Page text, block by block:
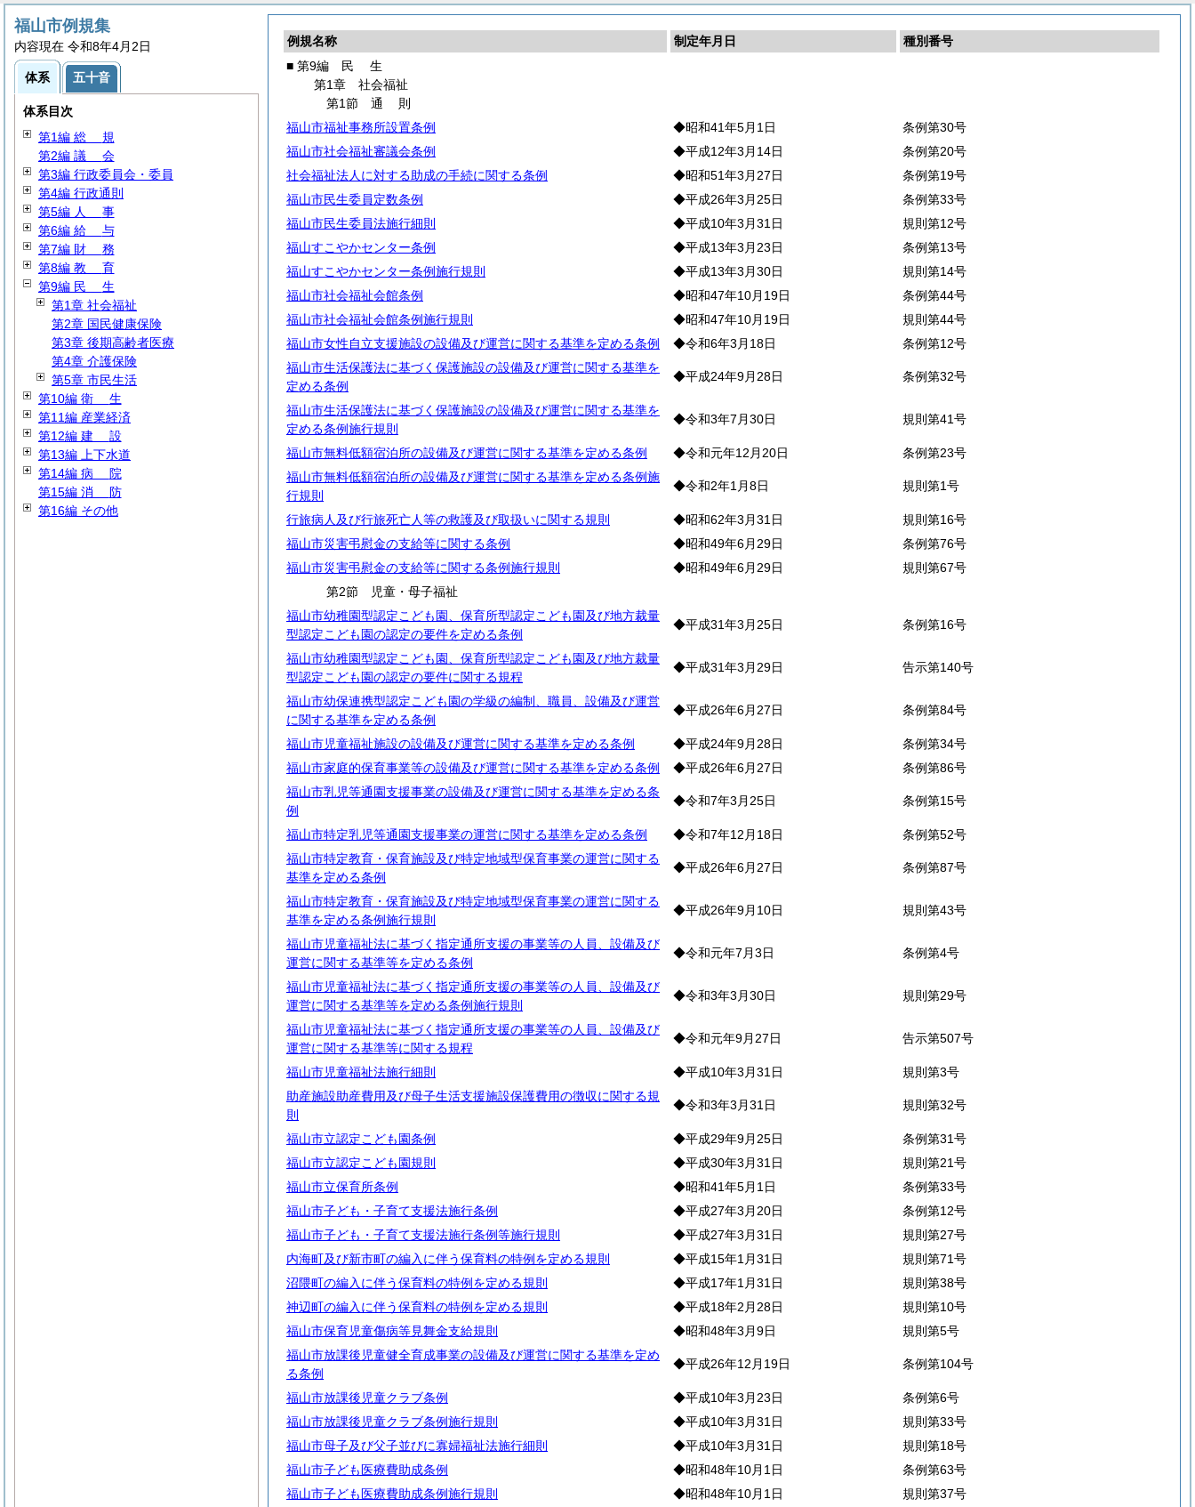
例規名称 制定年月日
種別番号
■ 第9編
民 生
第1章 社会福祉
第1節 通 則
福山市福祉事務所設置条例
◆昭和41年5月1日
条例第30号
福山市社会福祉審議会条例
◆平成12年3月14日
条例第20号
社会福祉法人に対する助成の手続に関する条例
◆昭和51年3月27日
条例第19号
福山市民生委員定数条例
◆平成26年3月25日
条例第33号
福山市民生委員法施行細則
◆平成10年3月31日
規則第12号
福山すこやかセンター条例
◆平成13年3月23日
条例第13号
福山すこやかセンター条例施行規則
◆平成13年3月30日
規則第14号
福山市社会福祉会館条例
◆昭和47年10月19日
条例第44号
福山市社会福祉会館条例施行規則
◆昭和47年10月19日
規則第44号
福山市女性自立支援施設の設備及び運営に関する基準を定める条例
◆令和6年3月18日
条例第12号
福山市生活保護法に基づく保護施設の設備及び運営に関する基準を
定める条例
◆平成24年9月28日 条例第32号
福山市生活保護法に基づく保護施設の設備及び運営に関する基準を
定める条例施行規則
◆令和3年7月30日 規則第41号
福山市無料低額宿泊所の設備及び運営に関する基準を定める条例 ◆令和元年12月20日
条例第23号
福山市無料低額宿泊所の設備及び運営に関する基準を定める条例施
行規則
◆令和2年1月8日 規則第1号
行旅病人及び行旅死亡人等の救護及び取扱いに関する規則 ◆昭和62年3月31日
規則第16号
福山市災害弔慰金の支給等に関する条例
◆昭和49年6月29日
条例第76号
福山市災害弔慰金の支給等に関する条例施行規則
◆昭和49年6月29日
規則第67号
第2節 児童・母子福祉
福山市幼稚園型認定こども園、保育所型認定こども園及び地方裁量
型認定こども園の認定の要件を定める条例
◆平成31年3月25日 条例第16号
福山市幼稚園型認定こども園、保育所型認定こども園及び地方裁量
型認定こども園の認定の要件に関する規程
◆平成31年3月29日 告示第140号
福山市幼保連携型認定こども園の学級の編制、職員、設備及び運営
に関する基準を定める条例
◆平成26年6月27日 条例第84号
福山市児童福祉施設の設備及び運営に関する基準を定める条例 ◆平成24年9月28日
条例第34号
福山市家庭的保育事業等の設備及び運営に関する基準を定める条例
◆平成26年6月27日
条例第86号
福山市乳児等通園支援事業の設備及び運営に関する基準を定める条
例
◆令和7年3月25日 条例第15号
福山市特定乳児等通園支援事業の運営に関する基準を定める条例 ◆令和7年12月18日
条例第52号
福山市特定教育・保育施設及び特定地域型保育事業の運営に関する
基準を定める条例
◆平成26年6月27日 条例第87号
福山市特定教育・保育施設及び特定地域型保育事業の運営に関する
基準を定める条例施行規則
◆平成26年9月10日 規則第43号
福山市児童福祉法に基づく指定通所支援の事業等の人員、設備及び
運営に関する基準等を定める条例
◆令和元年7月3日 条例第4号
福山市児童福祉法に基づく指定通所支援の事業等の人員、設備及び
運営に関する基準等を定める条例施行規則
◆令和3年3月30日 規則第29号
福山市児童福祉法に基づく指定通所支援の事業等の人員、設備及び
運営に関する基準等に関する規程
◆令和元年9月27日 告示第507号
福山市児童福祉法施行細則 ◆平成10年3月31日
規則第3号
助産施設助産費用及び母子生活支援施設保護費用の徴収に関する規
則
◆令和3年3月31日 規則第32号
福山市立認定こども園条例 ◆平成29年9月25日
条例第31号
福山市立認定こども園規則
◆平成30年3月31日
規則第21号
福山市立保育所条例
◆昭和41年5月1日
条例第33号
福山市子ども・子育て支援法施行条例
◆平成27年3月20日
条例第12号
福山市子ども・子育て支援法施行条例等施行規則
◆平成27年3月31日
規則第27号
内海町及び新市町の編入に伴う保育料の特例を定める規則
◆平成15年1月31日
規則第71号
沼隈町の編入に伴う保育料の特例を定める規則
◆平成17年1月31日
規則第38号
神辺町の編入に伴う保育料の特例を定める規則
◆平成18年2月28日
規則第10号
福山市保育児童傷病等見舞金支給規則
◆昭和48年3月9日
規則第5号
福山市放課後児童健全育成事業の設備及び運営に関する基準を定め
る条例
◆平成26年12月19日 条例第104号
福山市放課後児童クラブ条例 ◆平成10年3月23日
条例第6号
福山市放課後児童クラブ条例施行規則
◆平成10年3月31日
規則第33号
福山市母子及び父子並びに寡婦福祉法施行細則
◆平成10年3月31日
規則第18号
福山市子ども医療費助成条例
◆昭和48年10月1日
条例第63号
福山市子ども医療費助成条例施行規則
◆昭和48年10月1日
規則第37号
福山市例規集
内容現在 令和8年4月2日
体系 五十音
体系目次
第1編 総 規
第2編 議 会
第3編 行政委員会・委員
第4編 行政通則
第5編 人 事
第6編 給 与
第7編 財 務
第8編 教 育
第9編 民 生
第1章 社会福祉
第2章 国民健康保険
第3章 後期高齢者医療
第4章 介護保険
第5章 市民生活
第10編 衛 生
第11編 産業経済
第12編 建 設
第13編 上下水道
第14編 病
院
第15編 消 防
第16編 その他